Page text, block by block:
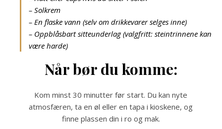
– Solkrem
– En flaske vann (selv om drikkevarer selges inne)
– Oppblåsbart sitteunderlag (valgfritt: steintrinnene kan
være harde)
Når bør du komme:
Kom minst 30 minutter før start. Du kan nyte
atmosfæren, ta en øl eller en tapa i kioskene, og
finne plassen din i ro og mak.